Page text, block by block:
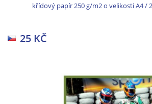
křídový papír 250 g/m2 o velikosti A4 /
25 KČ